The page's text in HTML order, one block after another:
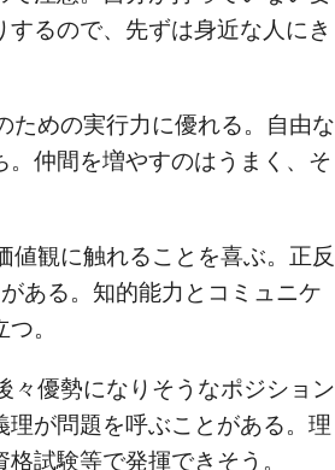
るので、先ずは身近な人にき
めの実行力に優れる。自由な
仲間を増やすのはうまく、そ
観に触れることを喜ぶ。正反
ある。知的能力とコミュニケ
。
優勢になりそうなポジション
が問題を呼ぶことがある。理
試験等で発揮できそう。